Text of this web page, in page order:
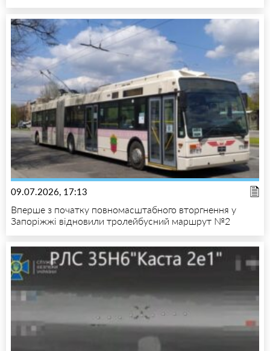
09.07.2026, 17:13
Вперше з початку повномасштабного вторгнення у
Запоріжжі відновили тролейбусний маршрут №2